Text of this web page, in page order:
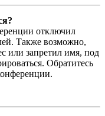
отключил
Также возможно,
или запретил имя, под
Обратитесь